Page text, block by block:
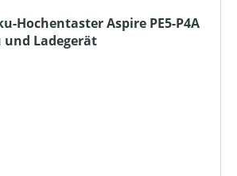
Hochentaster Aspire PE5-P4A
und Ladegerät